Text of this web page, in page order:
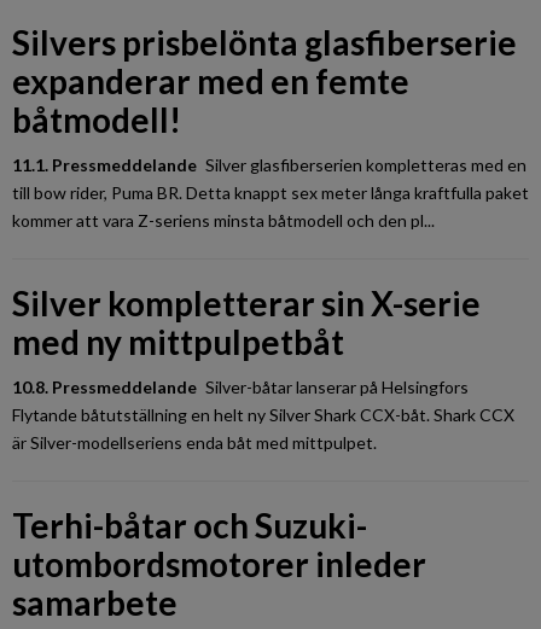
Silvers prisbelönta glasfiberserie
expanderar med en femte
båtmodell!
11.1. Pressmeddelande Silver glasfiberserien kompletteras med en
till bow rider, Puma BR. Detta knappt sex meter långa kraftfulla paket
kommer att vara Z-seriens minsta båtmodell och den pl...
Silver kompletterar sin X-serie
med ny mittpulpetbåt
10.8. Pressmeddelande Silver-båtar lanserar på Helsingfors
Flytande båtutställning en helt ny Silver Shark CCX-båt. Shark CCX
är Silver-modellseriens enda båt med mittpulpet.
Terhi-båtar och Suzuki-
utombordsmotorer inleder
samarbete